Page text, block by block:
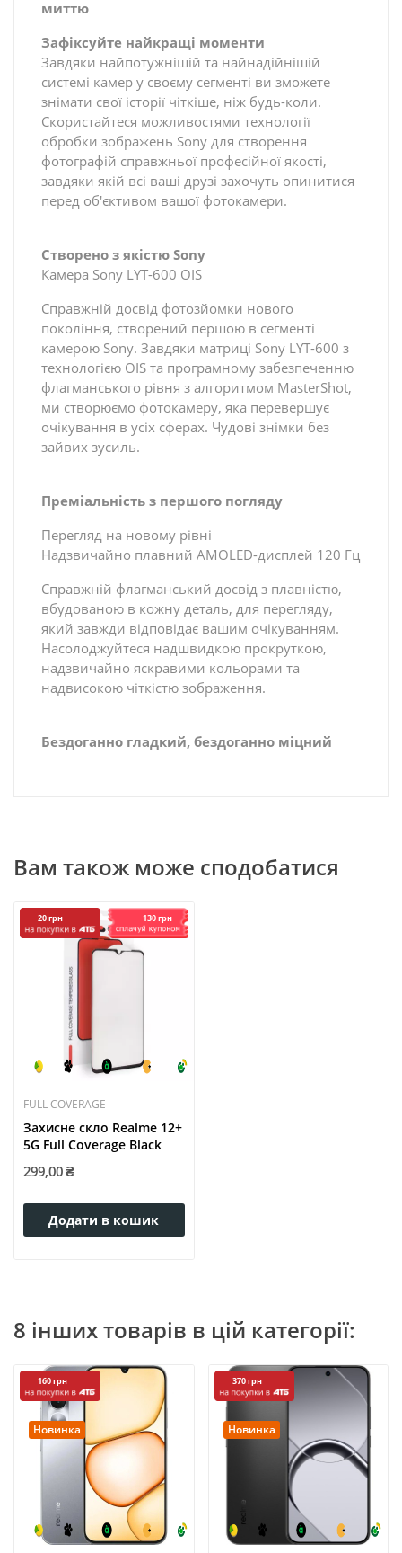
миттю
Зафіксуйте найкращі моменти
Завдяки найпотужнішій та найнадійнішій
системі камер у своєму сегменті ви зможете
знімати свої історії чіткіше, ніж будь-коли.
Скористайтеся можливостями технології
обробки зображень Sony для створення
фотографій справжньої професійної якості,
завдяки якій всі ваші друзі захочуть опинитися
перед об'єктивом вашої фотокамери.
Створено з якістю Sony
Камера Sony LYT-600 OIS
Справжній досвід фотозйомки нового
покоління, створений першою в сегменті
камерою Sony. Завдяки матриці Sony LYT-600 з
технологією OIS та програмному забезпеченню
флагманського рівня з алгоритмом MasterShot,
ми створюємо фотокамеру, яка перевершує
очікування в усіх сферах. Чудові знімки без
зайвих зусиль.
Преміальність з першого погляду
Перегляд на новому рівні
Надзвичайно плавний AMOLED-дисплей 120 Гц
Справжній флагманський досвід з плавністю,
вбудованою в кожну деталь, для перегляду,
який завжди відповідає вашим очікуванням.
Насолоджуйтеся надшвидкою прокруткою,
надзвичайно яскравими кольорами та
надвисокою чіткістю зображення.
Бездоганно гладкий, бездоганно міцний
Вам також може сподобатися
20 грн 130 грн
FULL COVERAGE
Захисне скло Realme 12+
5G Full Coverage Black
299,00 ₴
Додати в кошик
8 інших товарів в цій категорії:
160 грн
Новинка
370 грн
Новинка